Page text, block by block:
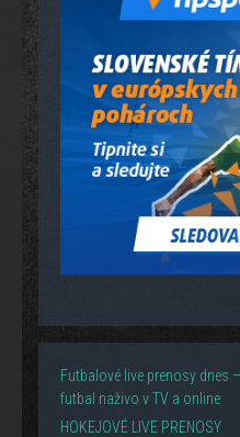
Futbalové live prenosy dnes
futbal naživo v TV a online
HOKEJOVÉ LIVE PRENOSY